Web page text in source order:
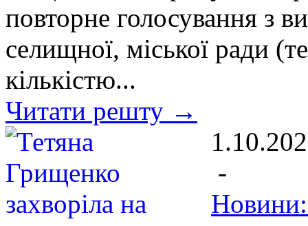
повторне голосування з
селищної, міської ради
кількістю...
Читати решту →
-
Новини: